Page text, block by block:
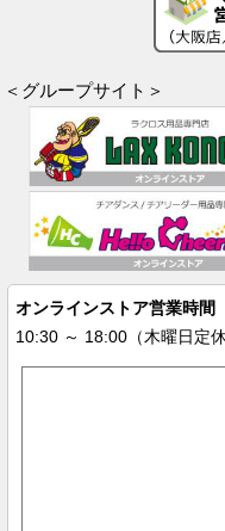
＜グループサイト＞
オンラインストア営業時間
10:30 ～ 18:00（木曜日定休